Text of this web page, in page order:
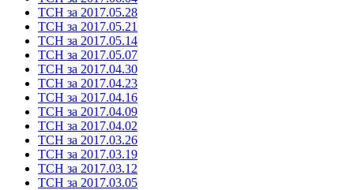
ТСН за 2017.05.28
ТСН за 2017.05.21
ТСН за 2017.05.14
ТСН за 2017.05.07
ТСН за 2017.04.30
ТСН за 2017.04.23
ТСН за 2017.04.16
ТСН за 2017.04.09
ТСН за 2017.04.02
ТСН за 2017.03.26
ТСН за 2017.03.19
ТСН за 2017.03.12
ТСН за 2017.03.05